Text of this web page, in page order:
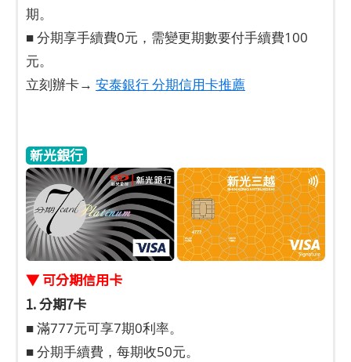
期。
■ 分期享手續費0元，需變更期數要付手續費100
元。
立刻辦卡→ 安泰銀行 分期信用卡推薦
新光銀行
▼ 可分期信用卡
1. 分期7卡
■ 滿777元可享7期0利率。
■ 分期手續費，每期收50元。